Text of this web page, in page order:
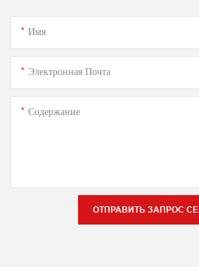
Имя
Электронная Почта
Содержание
ОТПРАВИТЬ ЗАПРОС